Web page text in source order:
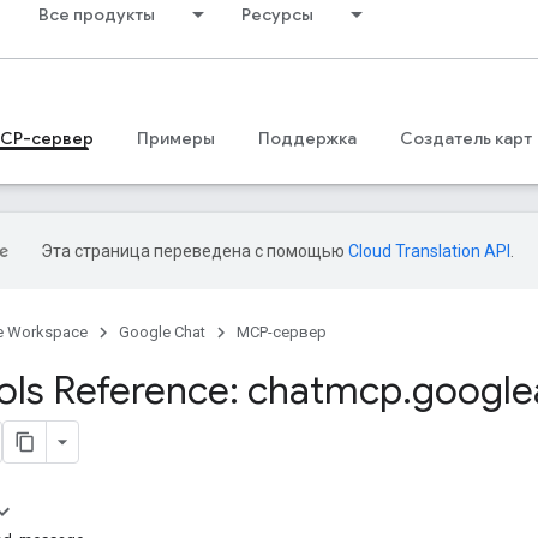
Все продукты Ресурсы
сервер Примеры Поддержка Создатель карт
Эта страница переведена с помощью Cloud Translation API
Workspace Google Chat MCP-сервер
Reference: chatmcp.